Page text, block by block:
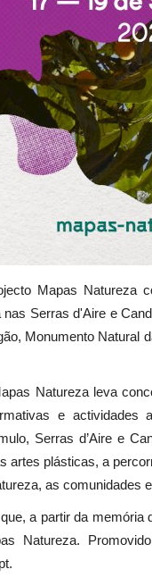
Mapas Natureza
Serras d'Aire e
Monumento Natural
Natureza leva
e
Serras d’Aire e
artes plásticas, a
as comunidades
a partir da
Natureza.